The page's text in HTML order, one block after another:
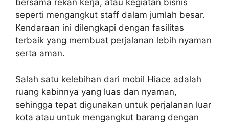
bersama rekan kerja, atau kegiatan bisnis
seperti mengangkut staff dalam jumlah besar.
Kendaraan ini dilengkapi dengan fasilitas
terbaik yang membuat perjalanan lebih nyaman
serta aman.
Salah satu kelebihan dari mobil Hiace adalah
ruang kabinnya yang luas dan nyaman,
sehingga tepat digunakan untuk perjalanan luar
kota atau untuk mengangkut barang dengan